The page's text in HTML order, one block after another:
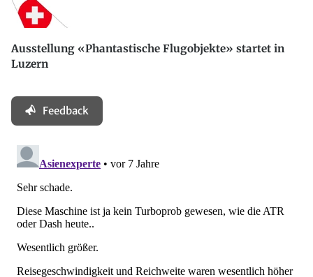
Ausstellung «Phantastische Flugobjekte» startet in
Luzern
Feedback